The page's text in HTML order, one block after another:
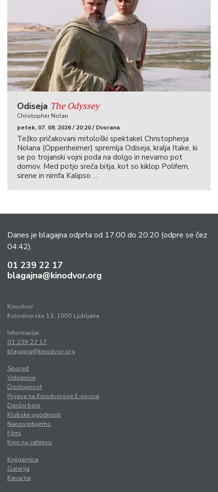
Odiseja The Odyssey
Christopher Nolan
petek, 07. 08. 2026 / 20:20 / Dvorana
Težko pričakovani mitološki spektakel Christopherja
Nolana (Oppenheimer) spremlja Odiseja, kralja Itake, ki
se po trojanski vojni poda na dolgo in nevarno pot
domov. Med potjo sreča bitja, kot so kiklop Polifem,
sirene in nimfa Kalipso …
Danes je blagajna odprta od 17:00 do 20:20 (odpre se čez
04:42).
01 239 22 17
blagajna@kinodvor.org
Kinodvor
Kolodvorska 13, 1000 Ljubljana
Informacije:
01 239 22 17
blagajna@kinodvor.org
Spored
Vstopnice
Dostopnost
Prijava na Kinodvorove E-novice
Darilni boni
Klubske ugodnosti
Napovedujemo
Filmi
Kino na zahtevo
Knjigarnica
Galerija
Kavarna